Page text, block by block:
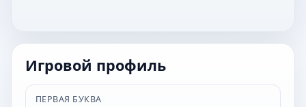
Игровой профиль
ПЕРВАЯ БУКВА